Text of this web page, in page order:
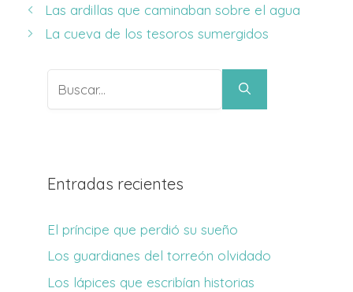
Las ardillas que caminaban sobre el agua
La cueva de los tesoros sumergidos
Entradas recientes
El príncipe que perdió su sueño
Los guardianes del torreón olvidado
Los lápices que escribían historias